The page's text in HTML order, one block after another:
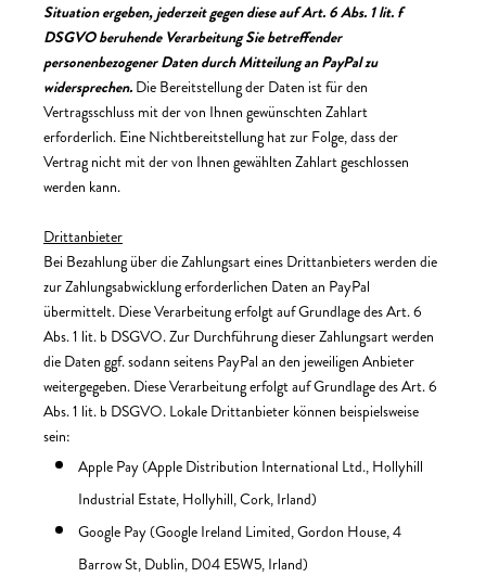
Situation ergeben, jederzeit gegen diese auf Art. 6 Abs. 1 lit. f
DSGVO beruhende Verarbeitung Sie betreffender
personenbezogener Daten durch Mitteilung an PayPal zu
widersprechen. Die Bereitstellung der Daten ist für den
Vertragsschluss mit der von Ihnen gewünschten Zahlart
erforderlich. Eine Nichtbereitstellung hat zur Folge, dass der
Vertrag nicht mit der von Ihnen gewählten Zahlart geschlossen
werden kann.
Drittanbieter
Bei Bezahlung über die Zahlungsart eines Drittanbieters werden die
zur Zahlungsabwicklung erforderlichen Daten an PayPal
übermittelt. Diese Verarbeitung erfolgt auf Grundlage des Art. 6
Abs. 1 lit. b DSGVO. Zur Durchführung dieser Zahlungsart werden
die Daten ggf. sodann seitens PayPal an den jeweiligen Anbieter
weitergegeben. Diese Verarbeitung erfolgt auf Grundlage des Art. 6
Abs. 1 lit. b DSGVO. Lokale Drittanbieter können beispielsweise
sein:
Apple Pay (Apple Distribution International Ltd., Hollyhill
Industrial Estate, Hollyhill, Cork, Irland)
Google Pay (Google Ireland Limited, Gordon House, 4
Barrow St, Dublin, D04 E5W5, Irland)